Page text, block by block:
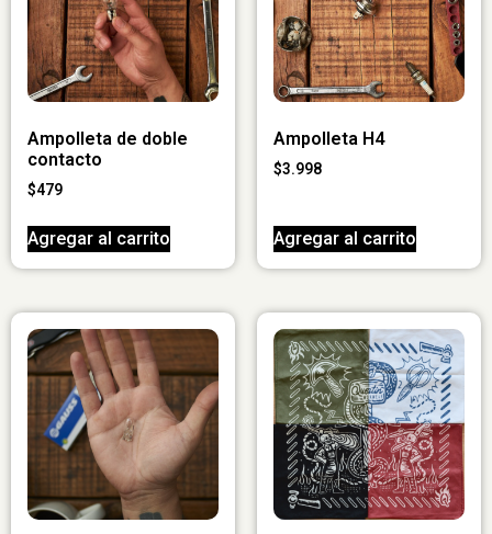
Ampolleta de doble
contacto
$479
Agregar al carrito
Ampolleta H4
$3.998
Agregar al carrito